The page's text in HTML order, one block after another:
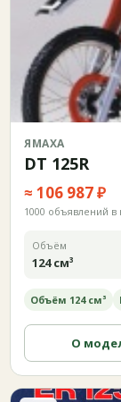
ЯМАХА
DT 125R
≈ 106 987 ₽
1000 объявлений
Объём
124 см³
Объём 124 см³
О